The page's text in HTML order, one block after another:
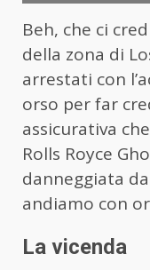
Beh, che ci
della zona di
arrestati con
orso per far
assicurativa
Rolls Royce
danneggiata
andiamo con
La vicenda